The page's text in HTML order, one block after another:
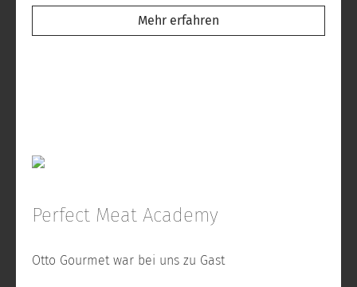
Mehr erfahren
Perfect Meat Academy
Otto Gourmet war bei uns zu Gast